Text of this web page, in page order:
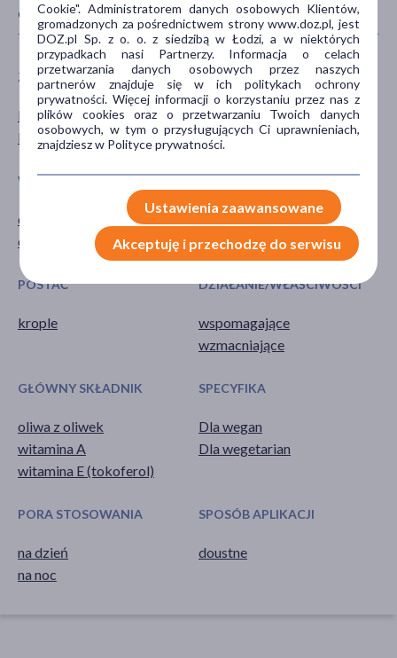
CECHY PRODUKTU
ZALECENIA ŻYWIENIOWE
Bez glutenu
Bez laktozy
PŁEĆ
Mężczyzna
Kobieta
WIEK
dla dorosłych
dla seniorów
TYP PRODUKTU
Suplement diety
POSTAĆ
krople
DZIAŁANIE/WŁAŚCIWOŚCI
wspomagające
wzmacniające
GŁÓWNY SKŁADNIK
oliwa z oliwek
witamina A
witamina E (tokoferol)
SPECYFIKA
Dla wegan
Dla wegetarian
PORA STOSOWANIA
na dzień
na noc
SPOSÓB APLIKACJI
doustne
Cookie". Administratorem danych osobowych Klientów,
gromadzonych za pośrednictwem strony www.doz.pl, jest
DOZ.pl Sp. z o. o. z siedzibą w Łodzi, a w niektórych
przypadkach nasi Partnerzy. Informacja o celach
przetwarzania danych osobowych przez naszych
partnerów znajduje się w ich politykach ochrony
prywatności. Więcej informacji o korzystaniu przez nas z
plików cookies oraz o przetwarzaniu Twoich danych
osobowych, w tym o przysługujących Ci uprawnieniach,
znajdziesz w Polityce prywatności.
Ustawienia zaawansowane
Akceptuję i przechodzę do serwisu